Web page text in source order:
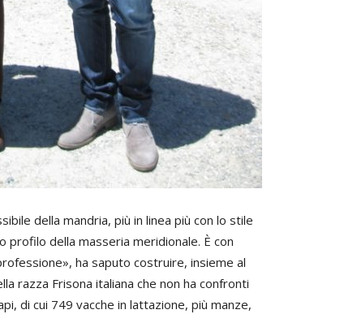
della mandria, più in linea più con lo stile
profilo della masseria meridionale. È con
ha saputo costruire, insieme al
razza Frisona italiana che non ha confronti
di cui 749 vacche in lattazione, più manze,